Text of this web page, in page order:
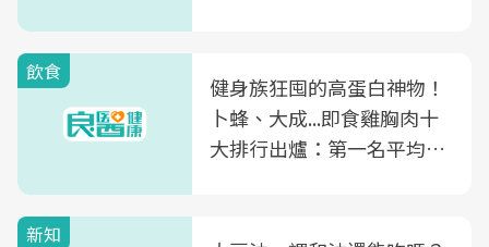
飲食
健身族狂囤的高蛋白神物！
卜蜂、大成...即食雞胸肉十
大排行出爐：第一名平均一
新知